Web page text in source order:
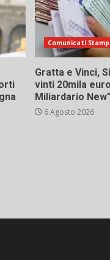
Comunicati
Gratta e Vinci,
vinti 20mila
Miliardario
6 Agosto 2026